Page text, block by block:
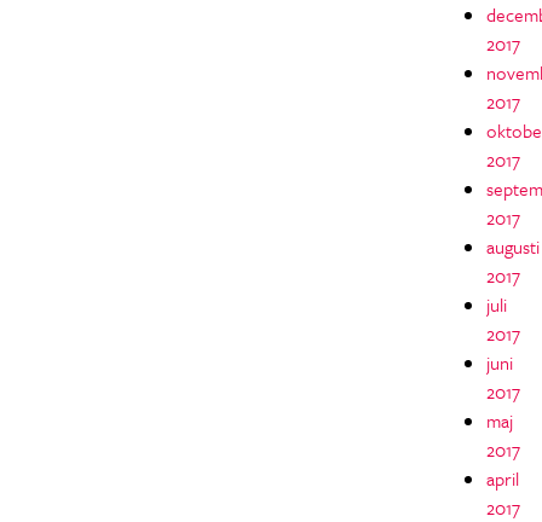
2017
2017
2017
2017
augusti
2017
juli
2017
juni
2017
maj
2017
april
2017